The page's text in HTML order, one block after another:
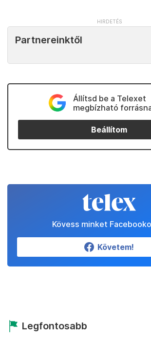
Partnereinktől
Állítsd be a Telexet
megbízható
Beállítom
Kövess minket
Követem!
Legfontosabb